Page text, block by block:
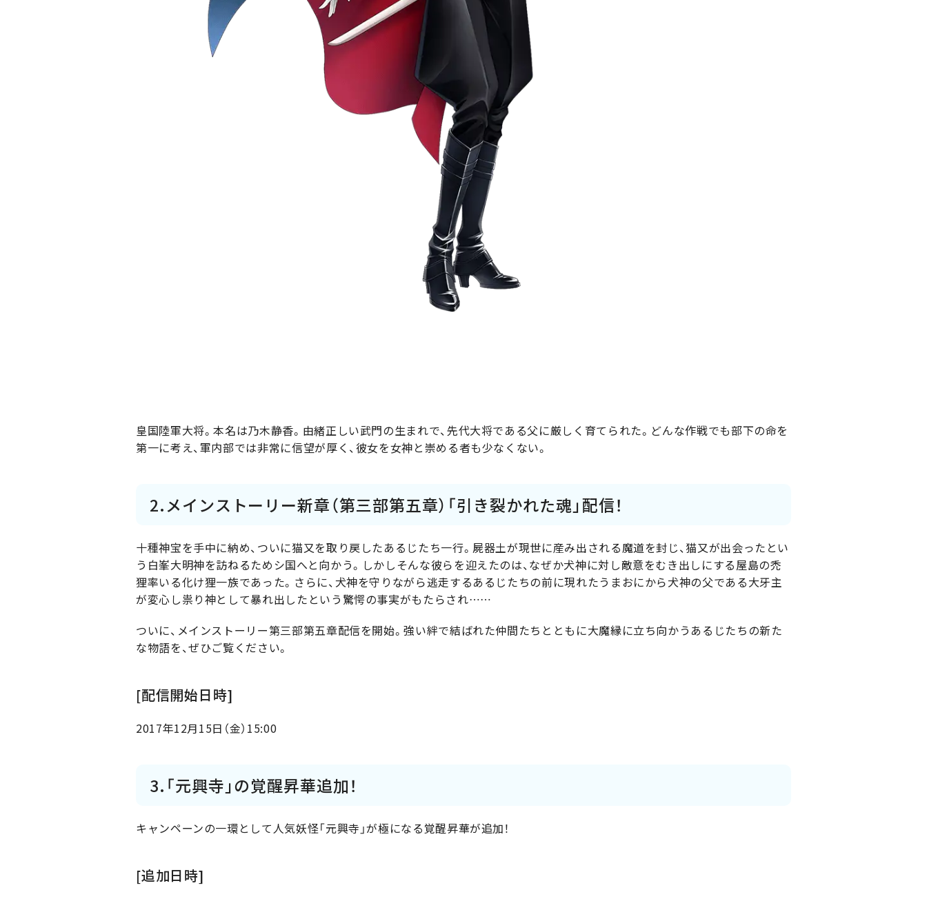
皇国陸軍大将。本名は乃木静香。由緒正しい武門の生まれで、先代大将である父に厳しく育てられた。どんな作戦でも部下の命を
第一に考え、軍内部では非常に信望が厚く、彼女を女神と崇める者も少なくない。
2.メインストーリー新章（第三部第五章）「引き裂かれた魂」配信！
十種神宝を手中に納め、ついに猫又を取り戻したあるじたち一行。屍器土が現世に産み出される魔道を封じ、猫又が出会ったとい
う白峯大明神を訪ねるためシ国へと向かう。しかしそんな彼らを迎えたのは、なぜか犬神に対し敵意をむき出しにする屋島の禿
狸率いる化け狸一族であった。さらに、犬神を守りながら逃走するあるじたちの前に現れたうまおにから犬神の父である大牙主
が変心し祟り神として暴れ出したという驚愕の事実がもたらされ……
ついに、メインストーリー第三部第五章配信を開始。強い絆で結ばれた仲間たちとともに大魔縁に立ち向かうあるじたちの新た
な物語を、ぜひご覧ください。
[配信開始日時]
2017年12月15日（金）15:00
3.「元興寺」の覚醒昇華追加！
キャンペーンの一環として人気妖怪「元興寺」が極になる覚醒昇華が追加！
[追加日時]